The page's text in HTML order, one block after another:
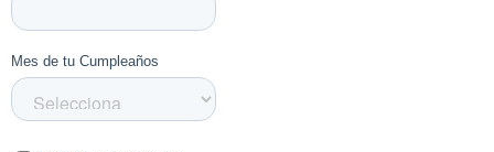
para quienes buscan un estilo relajado y funcional sin
Para mantener este zapato en perfectas condiciones
por más tiempo, te recomendamos utilizar los